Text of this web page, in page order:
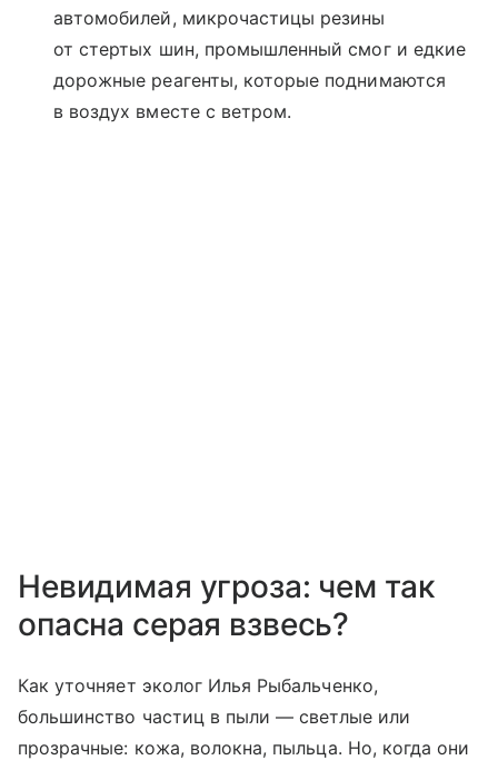
автомобилей, микрочастицы резины
от стертых шин, промышленный смог и едкие
дорожные реагенты, которые поднимаются
в воздух вместе с ветром.
Невидимая угроза: чем так
опасна серая взвесь?
Как уточняет эколог Илья Рыбальченко,
большинство частиц в пыли — светлые или
прозрачные: кожа, волокна, пыльца. Но, когда они